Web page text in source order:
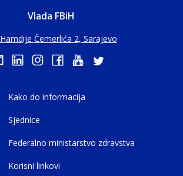
Vlada FBiH
Hamdije Čemerlića 2, Sarajevo
Kako do informacija
Sjednice
Federalno ministarstvo zdravstva
Korisni linkovi